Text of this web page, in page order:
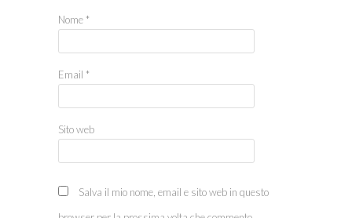
Nome *
Email *
Sito web
Salva il mio nome, email e sito web in questo